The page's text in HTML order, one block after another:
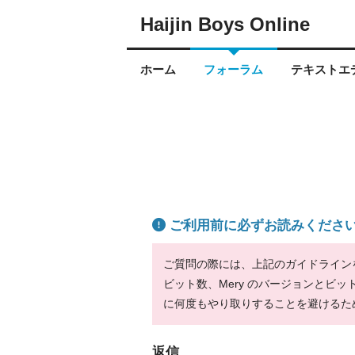
Haijin Boys Online
ホーム フォーラム テキストエ
ご利用前に必ずお読みくださ
ご質問の際には、上記のガイドライ
ビット数、Mery のバージョンとビッ
に何度もやり取りすることを避ける